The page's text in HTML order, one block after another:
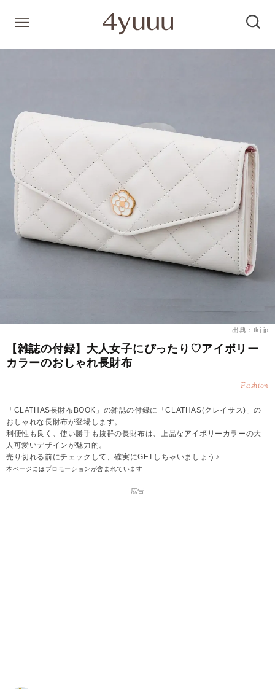
出典：tkj.jp
【雑誌の付録】大人女子にぴったり♡アイボリー
カラーのおしゃれ長財布
Fashion
「CLATHAS長財布BOOK」の雑誌の付録に「CLATHAS(クレイサス)」の
おしゃれな長財布が登場します。
利便性も良く、使い勝手も抜群の長財布は、上品なアイボリーカラーの大
人可愛いデザインが魅力的。
売り切れる前にチェックして、確実にGETしちゃいましょう♪
本ページにはプロモーションが含まれています
― 広告 ―